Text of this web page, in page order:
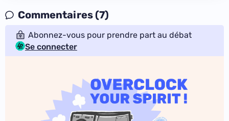
Commentaires (7)
Abonnez-vous pour prendre part au débat
Se connecter